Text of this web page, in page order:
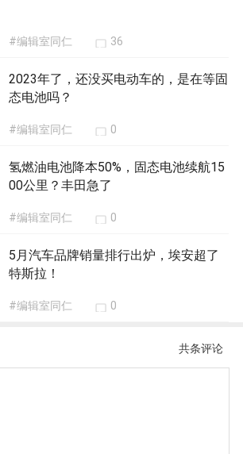
#编辑室同仁 36
2023年了，还没买电动车的，是在等固
态电池吗？
#编辑室同仁 0
氢燃油电池降本50%，固态电池续航15
00公里？丰田急了
#编辑室同仁 0
5月汽车品牌销量排行出炉，埃安超了
特斯拉！
#编辑室同仁 0
共条评论